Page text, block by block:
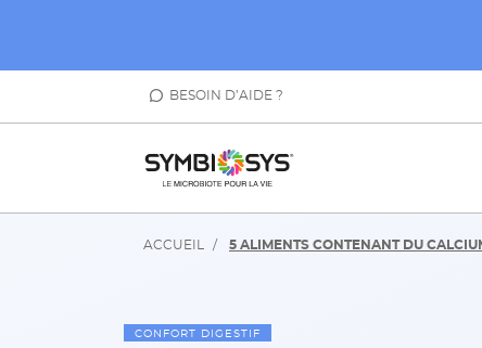
BESOIN D’AIDE ?
ACCUEIL 5 ALIMENTS CONTENANT DU
CONFORT DIGESTIF